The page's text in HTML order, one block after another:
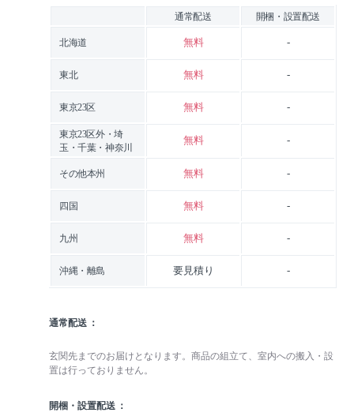
通常配送 開梱・設置配送
北海道 無料 -
東北 無料 -
東京23区 無料 -
東京23区外・埼
玉・千葉・神奈川
無料 -
その他本州 無料 -
四国 無料 -
九州 無料 -
沖縄・離島 要見積り -
通常配送
玄関先までのお届けとなります。商品の組立て、室内への搬入・設
置は行っておりません。
開梱・設置配送